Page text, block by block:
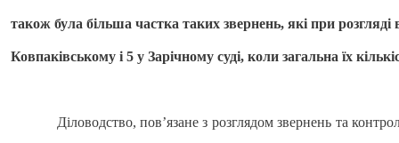
також була більша частка таких звернень, які при
Ковпаківському і 5 у Зарічному суді, коли загальна їх
Діловодство, пов’язане з розглядом звернень та